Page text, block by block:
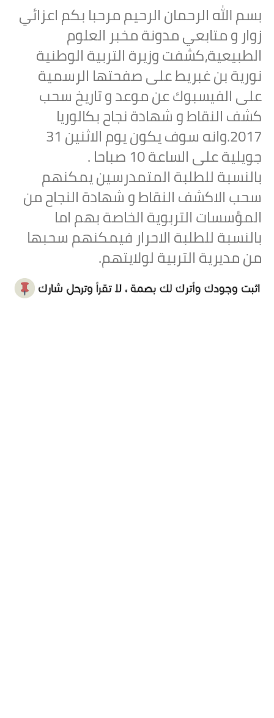
بسم الله الرحمان الرحيم مرحبا بكم اعزائي
زوار و متابعي مدونة مخبر العلوم
الطبيعية،كشفت وزيرة التربية الوطنية
نورية بن غبريط على صفحتها الرسمية
على الفيسبوك عن موعد و تاريخ سحب
كشف النقاط و شهادة نجاح بكالوريا
2017.وانه سوف يكون يوم الاثنين 31
جويلية على الساعة 10 صباحا .
بالنسبة للطلبة المتمدرسين يمكنهم
سحب الاكشف النقاط و شهادة النجاح من
المؤسسات التربوية الخاصة بهم اما
بالنسبة للطلبة الاحرار فيمكنهم سحبها
من مديرية التربية لولايتهم.